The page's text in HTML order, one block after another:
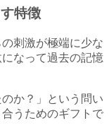
特徴
刺激が極端に少な
なって過去の記憶
か？」という問い
うためのギフトで